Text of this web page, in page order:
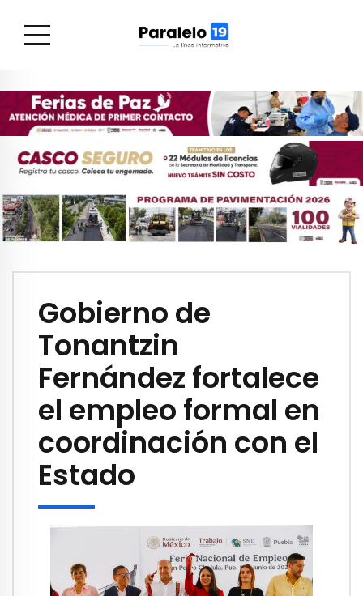
Gobierno de
Tonantzin
Fernández fortalece
el empleo formal en
coordinación con el
Estado